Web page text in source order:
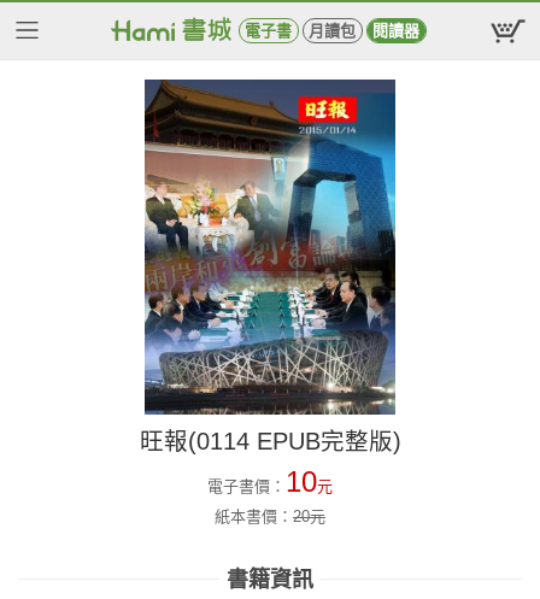
電子書 月讀包 閱讀器
旺報(0114 EPUB完整版)
電子書價： 10元
紙本書價： 20元
書籍資訊